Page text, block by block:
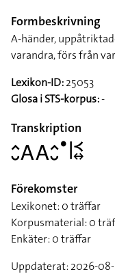
Formbeskrivning
A-händer,
varandra, förs från
Lexikon-ID:25053
Glosa i STS-korpus:-
Transkription
􌤵􌤷􌤤􌤤􌤵􌤷􌤟􌥼􌥹􌦉
Förekomster
Lexikonet: 0 träffar
Korpusmaterial: 0
Enkäter: 0 träffar
Uppdaterat: 2026-